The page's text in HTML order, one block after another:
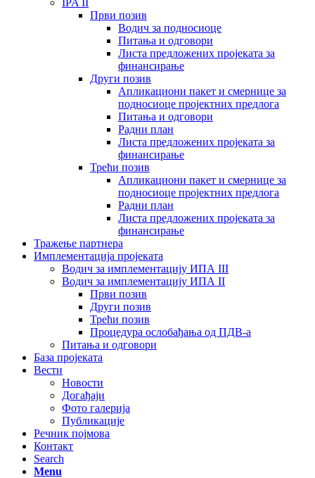
IPA II
Први позив
Водич за подносиоце
Питања и одговори
Листа предложених пројеката за
финансирање
Други позив
Апликациони пакет и смернице за
подносиоце пројектних предлога
Питања и одговори
Радни план
Листа предложених пројеката за
финансирање
Трећи позив
Апликациони пакет и смернице за
подносиоце пројектних предлога
Радни план
Листа предложених пројеката за
финансирање
Тражење партнера
Имплементација пројеката
Водич за имплементацију ИПА III
Водич за имплементацију ИПА II
Први позив
Други позив
Трећи позив
Процедура ослобађања од ПДВ-а
Питања и одговори
База пројеката
Вести
Новости
Догађаји
Фото галерија
Публикације
Речник појмова
Контакт
Search
Menu